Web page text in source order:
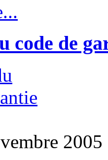
code de
2005